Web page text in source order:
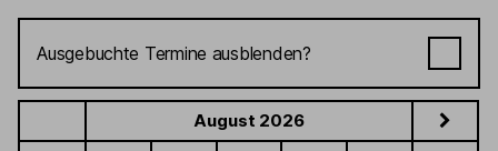
August 2026
Ausgebuchte Termine ausblenden?